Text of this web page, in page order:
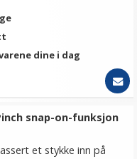
dine i dag
snap-on-funksjon
et stykke inn på